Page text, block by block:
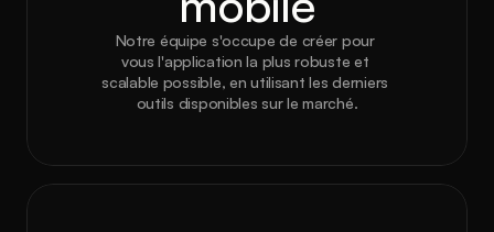
Notre équipe s'occupe de créer pour
vous l'application la plus robuste et
scalable possible, en utilisant les derniers
outils disponibles sur le marché.